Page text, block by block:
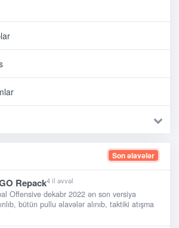
Son əlavələr
Repack4 il əvvəl
Offensive dekabr 2022 ən son versiya
bütün pullu əlavələr alınıb, taktiki atışma